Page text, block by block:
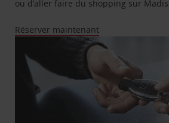
ou d’aller faire du shopping sur
Réserver maintenant